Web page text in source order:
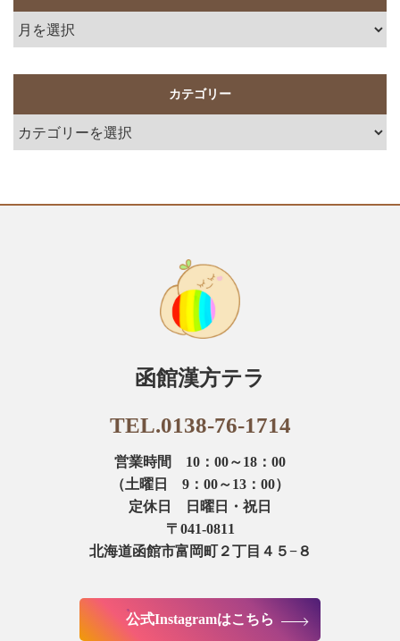
カテゴリー
函館漢方テラ
TEL.0138-76-1714
営業時間 10：00～18：00
（土曜日 9：00～13：00）
定休日 日曜日・祝日
〒041-0811
北海道函館市富岡町２丁目４５−８
公式Instagramはこちら